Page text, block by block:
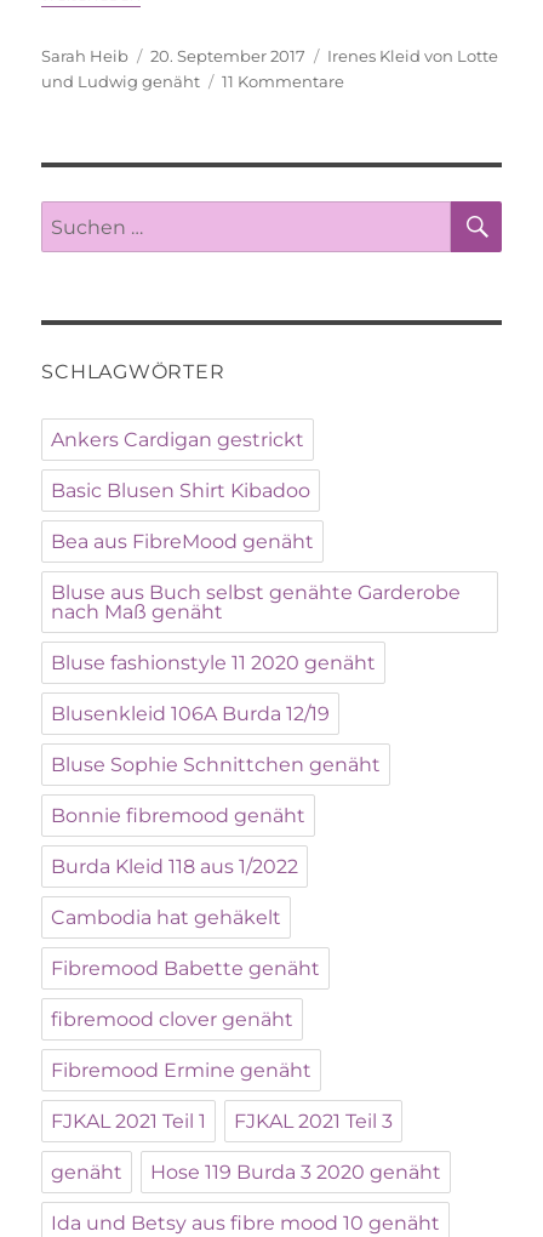
Autor
Sarah Heib
Veröffentlicht
am
20. September 2017 Schlagwörter
Irenes Kleid von Lotte
und Ludwig genäht
11 Kommentarezu
Suche
nach:
SCHLAGWÖRTER
Ankers Cardigan gestrickt
Basic Blusen Shirt Kibadoo
Bea aus FibreMood genäht
Bluse aus Buch selbst genähte Garderobe
nach Maß genäht
Bluse fashionstyle 11 2020 genäht
Blusenkleid 106A Burda 12/19
Bluse Sophie Schnittchen genäht
Bonnie fibremood genäht
Burda Kleid 118 aus 1/2022
Cambodia hat gehäkelt
Fibremood Babette genäht
fibremood clover genäht
Fibremood Ermine genäht
FJKAL 2021 Teil 1 FJKAL 2021 Teil 3
genäht Hose 119 Burda 3 2020 genäht
Ida und Betsy aus fibre mood 10 genäht